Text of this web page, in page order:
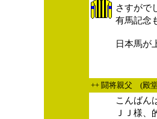
さすがで
有馬記念
日本馬が
++ 闘将親父 (殿
こんばん
ＪＪ様、